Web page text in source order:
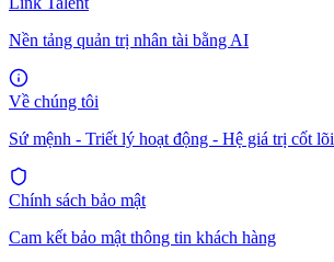
Nền tảng quản trị nhân tài bằng AI
Về chúng tôi
Sứ mệnh - Triết lý hoạt động - Hệ giá trị cốt lõi
Chính sách bảo mật
Cam kết bảo mật thông tin khách hàng